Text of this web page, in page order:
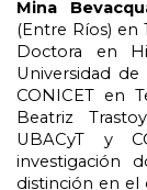
Mina
(Entre Ríos) en
Doctora en
Universidad
CONICET en
Beatriz
UBACyT y
investigación
distinción en el